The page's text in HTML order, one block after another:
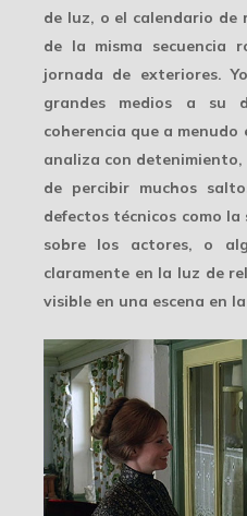
de luz, o el calendario de
de la misma secuencia
jornada de exteriores.
grandes medios a su
coherencia que a menudo
analiza con
de percibir muchos
defectos técnicos como
sobre los actores, o
claramente en la luz de
visible en una escena en